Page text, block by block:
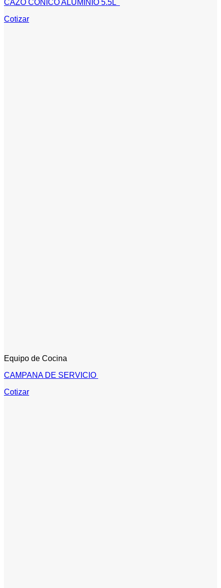
CAZO CONICO ALUMINIO 5.5L
Cotizar
Equipo de Cocina
CAMPANA DE SERVICIO
Cotizar